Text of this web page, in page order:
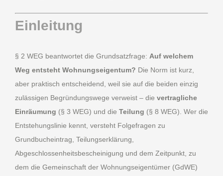
Einleitung
§ 2 WEG beantwortet die Grundsatzfrage: Auf welchem
Weg entsteht Wohnungseigentum? Die Norm ist kurz,
aber praktisch entscheidend, weil sie auf die beiden einzig
zulässigen Begründungswege verweist – die vertragliche
Einräumung (§ 3 WEG) und die Teilung (§ 8 WEG). Wer die
Entstehungslinie kennt, versteht Folgefragen zu
Grundbucheintrag, Teilungserklärung,
Abgeschlossenheitsbescheinigung und dem Zeitpunkt, zu
dem die Gemeinschaft der Wohnungseigentümer (GdWE)